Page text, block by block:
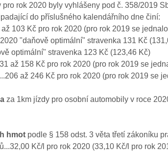
rok 2020 byly vyhlášeny pod č. 358/2019
do příslušného kalendářního dne činí:
až 103 Kč pro rok 2020 (pro rok 2019 se
"daňově optimální" stravenka 131 Kč
optimální" stravenka 123 Kč (123,46 Kč)
až 158 Kč pro rok 2020 (pro rok 2019 se
až 246 Kč pro rok 2020 (pro rok 2019 se
za 1km jízdy pro osobní automobily v roce
hmot podle § 158 odst. 3 věta třetí zákoníku
Kč/l pro rok 2020 (33,10 Kč/l pro rok